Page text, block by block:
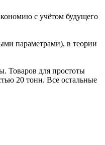
с учётом будущего
параметрами), в теории
Товаров для простоты
20 тонн. Все остальные